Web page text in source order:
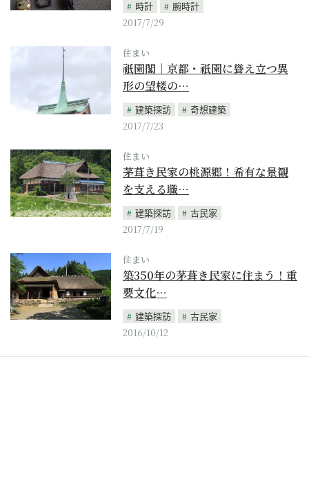
時計
腕時計
2017/7/29
住まい
祇園閣｜京都・祇園に聳え立つ異
形の望楼の…
建築探訪
奇想建築
2017/7/23
住まい
茅葺き民家の桃源郷！希有な景観
を支える職…
建築探訪
古民家
2017/7/19
住まい
築350年の茅葺き民家に住まう！重
要文化…
建築探訪
古民家
2016/10/12